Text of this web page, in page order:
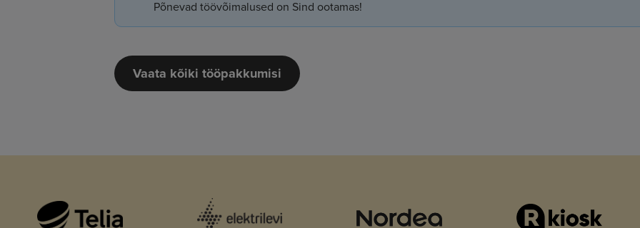
Põnevad töövõimalused on Sind ootamas!
Vaata kõiki tööpakkumisi